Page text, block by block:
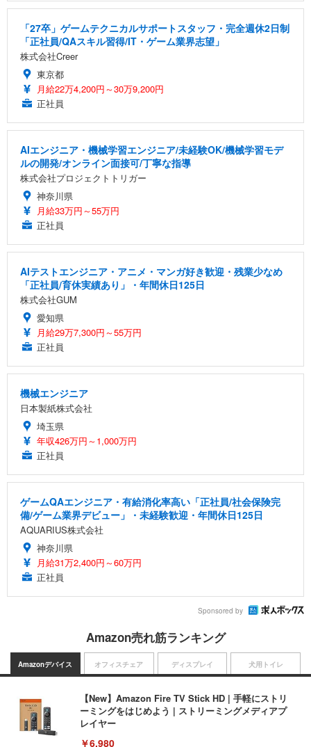
「27卒」ゲームテクニカルサポートスタッフ・完全週休2日制
「正社員/QAスキル習得/IT・ゲーム業界志望」
株式会社Creer
東京都
月給22万4,200円～30万9,200円
正社員
AIエンジニア・機械学習エンジニア/未経験OK/機械学習モデ
ルの開発/オンライン面接可/丁寧な指導
株式会社プロジェクトトリガー
神奈川県
月給33万円～55万円
正社員
AIテストエンジニア・アニメ・マンガ好き歓迎・残業少なめ
「正社員/育休実績あり」・年間休日125日
株式会社GUM
愛知県
月給29万7,300円～55万円
正社員
機械エンジニア
日本製紙株式会社
埼玉県
年収426万円～1,000万円
正社員
ゲームQAエンジニア・有給消化率高い「正社員/社会保険完
備/ゲーム業界デビュー」・未経験歓迎・年間休日125日
AQUARIUS株式会社
神奈川県
月給31万2,400円～60万円
正社員
Sponsored by
Amazon売れ筋ランキング
Amazonデバイス
【New】Amazon Fire TV Stick HD | 手軽にストリ
ーミングをはじめよう | ストリーミングメディアプ
レイヤー
￥6,980
オフィスチェア ディスプレイ 犬用トイレ